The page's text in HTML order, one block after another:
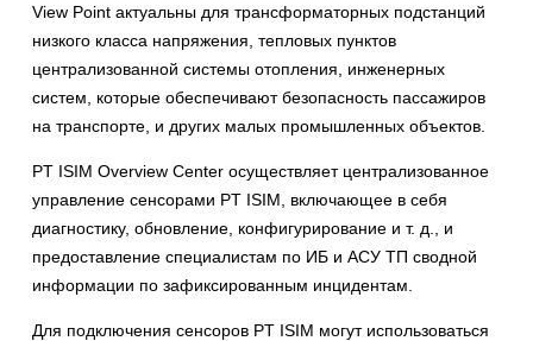
View Point актуальны для трансформаторных подстанций
низкого класса напряжения, тепловых пунктов
централизованной системы отопления, инженерных
систем, которые обеспечивают безопасность пассажиров
на транспорте, и других малых промышленных объектов.
PT ISIM Overview Center осуществляет централизованное
управление сенсорами PT ISIM, включающее в себя
диагностику, обновление, конфигурирование и т. д., и
предоставление специалистам по ИБ и АСУ ТП сводной
информации по зафиксированным инцидентам.
Для подключения сенсоров PT ISIM могут использоваться